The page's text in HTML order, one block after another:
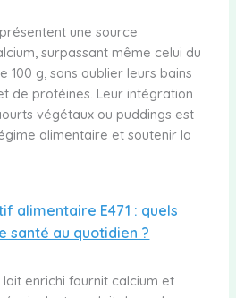
une source
surpassant même celui du
100 g, sans oublier leurs bains
de protéines. Leur intégration
végétaux ou puddings est
alimentaire et soutenir la
alimentaire E471 : quels
santé au quotidien ?
enrichi fournit calcium et